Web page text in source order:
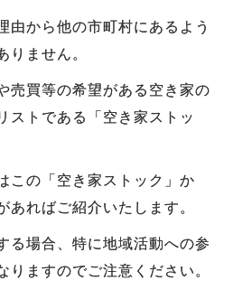
由から他の市町村にあるよう
りません。
売買等の希望がある空き家の
ストである「空き家ストッ
この「空き家ストック」か
あればご紹介いたします。
る場合、特に地域活動への参
りますのでご注意ください。